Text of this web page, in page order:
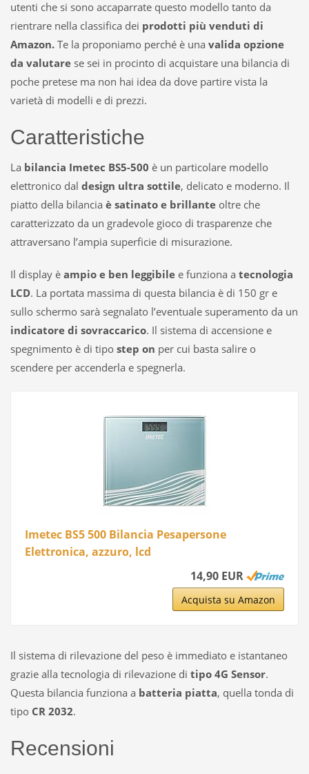
utenti che si sono accaparrate questo modello tanto da
rientrare nella classifica dei prodotti più venduti di
Amazon. Te la proponiamo perché è una valida opzione
da valutare se sei in procinto di acquistare una bilancia di
poche pretese ma non hai idea da dove partire vista la
varietà di modelli e di prezzi.
Caratteristiche
La bilancia Imetec BS5-500 è un particolare modello
elettronico dal design ultra sottile, delicato e moderno. Il
piatto della bilancia è satinato e brillante oltre che
caratterizzato da un gradevole gioco di trasparenze che
attraversano l’ampia superficie di misurazione.
Il display è ampio e ben leggibile e funziona a tecnologia
LCD. La portata massima di questa bilancia è di 150 gr e
sullo schermo sarà segnalato l’eventuale superamento da un
indicatore di sovraccarico. Il sistema di accensione e
spegnimento è di tipo step on per cui basta salire o
scendere per accenderla e spegnerla.
Imetec BS5 500 Bilancia Pesapersone
Elettronica, azzuro, lcd
14,90 EUR
Acquista su Amazon
Il sistema di rilevazione del peso è immediato e istantaneo
grazie alla tecnologia di rilevazione di tipo 4G Sensor.
Questa bilancia funziona a batteria piatta, quella tonda di
tipo CR 2032.
Recensioni